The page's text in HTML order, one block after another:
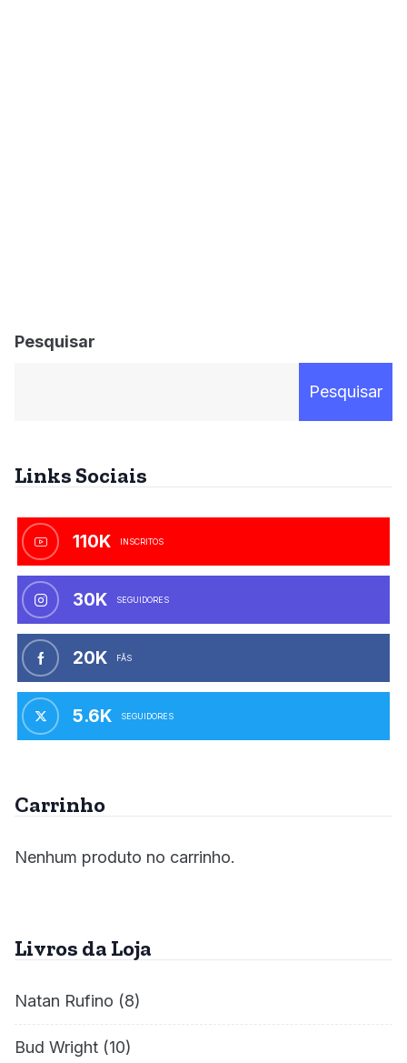
Pesquisar
Pesquisar
Links Sociais
110K INSCRITOS
30K SEGUIDORES
20K FÃS
5.6K SEGUIDORES
Carrinho
Nenhum produto no carrinho.
Livros da Loja
Natan Rufino (8)
Bud Wright (10)